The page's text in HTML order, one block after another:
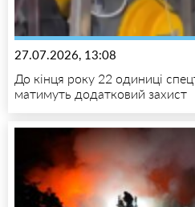
27.07.2026, 13:08
До кінця року 22 одиниці
матимуть додатковий захист